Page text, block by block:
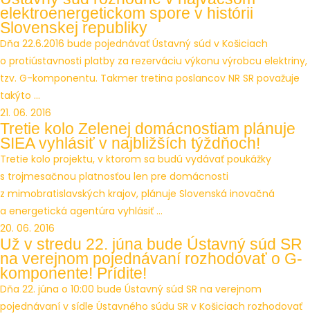
elektroenergetickom spore v histórii
Slovenskej republiky
Dňa 22.6.2016 bude pojednávať Ústavný súd v Košiciach
o protiústavnosti platby za rezerváciu výkonu výrobcu elektriny,
tzv. G-komponentu. Takmer tretina poslancov NR SR považuje
takýto ...
21. 06. 2016
Tretie kolo Zelenej domácnostiam plánuje
SIEA vyhlásiť v najbližších týždňoch!
Tretie kolo projektu, v ktorom sa budú vydávať poukážky
s trojmesačnou platnosťou len pre domácnosti
z mimobratislavských krajov, plánuje Slovenská inovačná
a energetická agentúra vyhlásiť ...
20. 06. 2016
Už v stredu 22. júna bude Ústavný súd SR
na verejnom pojednávaní rozhodovať o G-
komponente! Prídite!
Dňa 22. júna o 10:00 bude Ústavný súd SR na verejnom
pojednávaní v sídle Ústavného súdu SR v Košiciach rozhodovať